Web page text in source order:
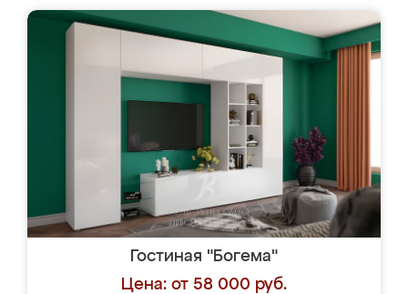
Гостиная "Богема"
Цена: от 58 000 руб.